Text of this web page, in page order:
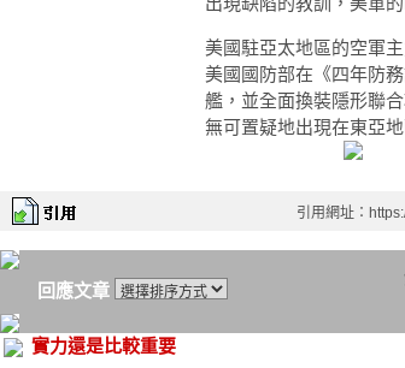
美國駐亞太地區的空軍
美國國防部在《四年防
艦，並全面換裝隱形聯
無可置疑地出現在東亞地
引用網址：
回應文章
實力還是比較重要